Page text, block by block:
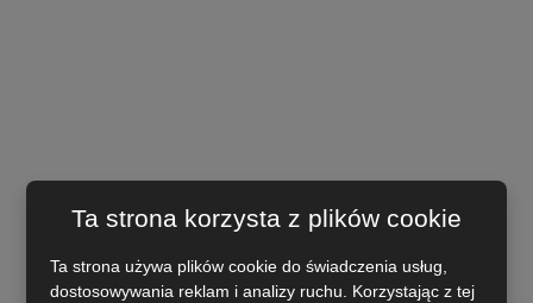
Ta strona korzysta z plików cookie
Ta strona używa plików cookie do świadczenia usług,
dostosowywania reklam i analizy ruchu. Korzystając z tej